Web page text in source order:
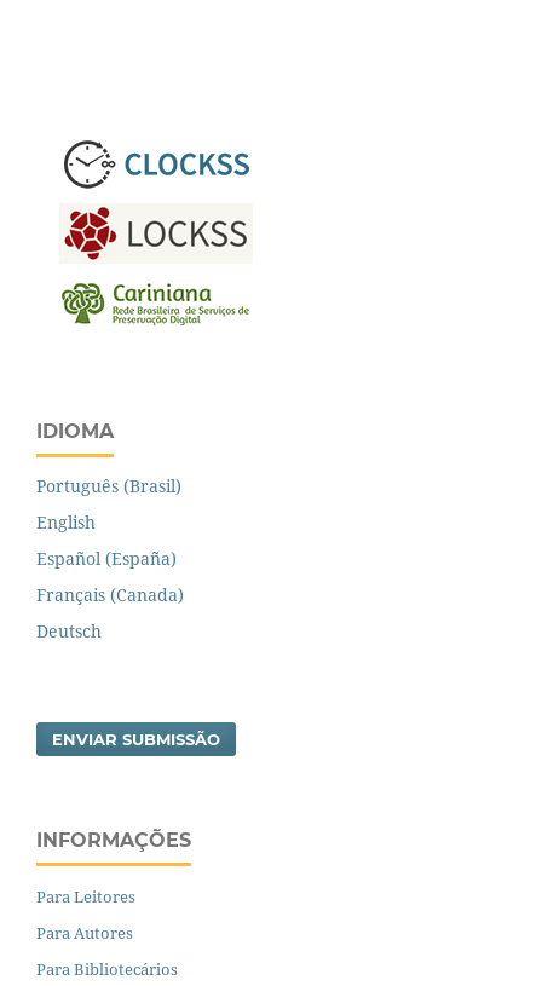
IDIOMA
Português (Brasil)
English
Español (España)
Français (Canada)
Deutsch
ENVIAR SUBMISSÃO
INFORMAÇÕES
Para Leitores
Para Autores
Para Bibliotecários